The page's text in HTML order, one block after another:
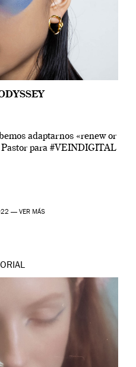
adaptarnos «renew or
para #VEINDIGITAL
— VER MÁS